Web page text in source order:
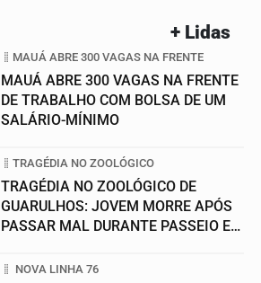
+ Lidas
MAUÁ ABRE 300 VAGAS NA FRENTE
MAUÁ ABRE 300 VAGAS NA FRENTE
DE TRABALHO COM BOLSA DE UM
SALÁRIO-MÍNIMO
TRAGÉDIA NO ZOOLÓGICO
TRAGÉDIA NO ZOOLÓGICO DE
GUARULHOS: JOVEM MORRE APÓS
PASSAR MAL DURANTE PASSEIO EM
NOVA LINHA 76